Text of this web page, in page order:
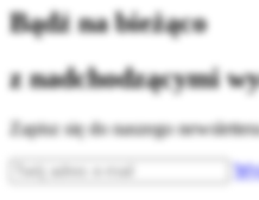
Bądź na bieżąco
z nadchodzącymi
Zapisz się do naszego